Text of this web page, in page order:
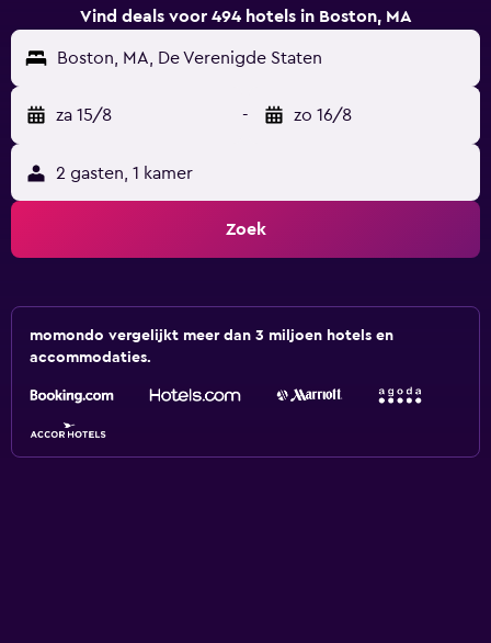
Vind deals voor 494 hotels in Boston, MA
Boston, MA, De Verenigde Staten
za 15/8 - zo 16/8
2 gasten, 1 kamer
Zoek
momondo vergelijkt meer dan 3 miljoen hotels en
accommodaties.